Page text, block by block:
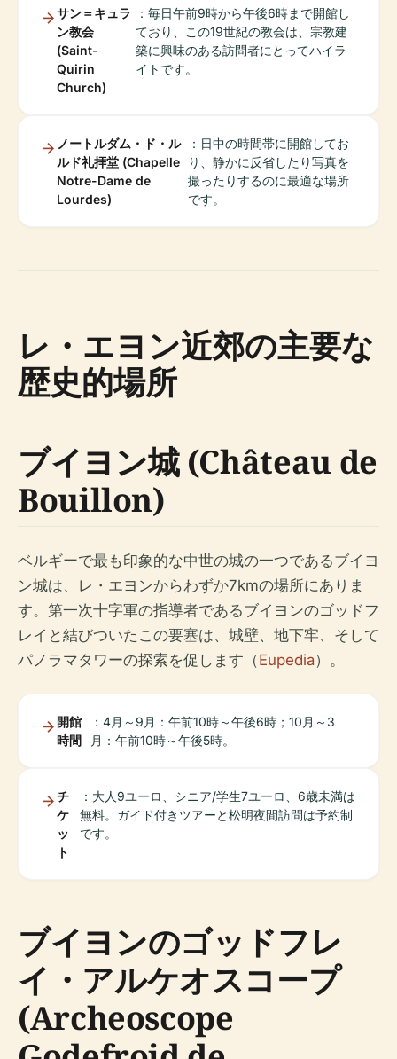
サン＝キュラ
ン教会
(Saint-
Quirin
Church)
：毎日午前9時から午後6時まで開館し
ており、この19世紀の教会は、宗教建
築に興味のある訪問者にとってハイラ
イトです。
ノートルダム・ド・ル
ルド礼拝堂 (Chapelle
Notre-Dame de
Lourdes)
：日中の時間帯に開館してお
り、静かに反省したり写真を
撮ったりするのに最適な場所
です。
レ・エヨン近郊の主要な
歴史的場所
ブイヨン城 (Château de
Bouillon)
ベルギーで最も印象的な中世の城の一つであるブイヨ
ン城は、レ・エヨンからわずか7kmの場所にありま
す。第一次十字軍の指導者であるブイヨンのゴッドフ
レイと結びついたこの要塞は、城壁、地下牢、そして
パノラマタワーの探索を促します（Eupedia）。
開館
時間
：4月～9月：午前10時～午後6時；10月～3
月：午前10時～午後5時。
チ
ケ
ッ
ト
：大人9ユーロ、シニア/学生7ユーロ、6歳未満は
無料。ガイド付きツアーと松明夜間訪問は予約制
です。
ブイヨンのゴッドフレ
イ・アルケオスコープ
(Archeoscope